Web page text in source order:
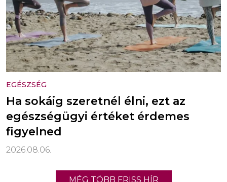
EGÉSZSÉG
Ha sokáig szeretnél élni, ezt az
egészségügyi értéket érdemes
figyelned
2026.08.06.
MÉG TÖBB FRISS HÍR